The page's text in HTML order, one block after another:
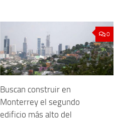
0
Buscan construir en
Monterrey el segundo
edificio más alto del